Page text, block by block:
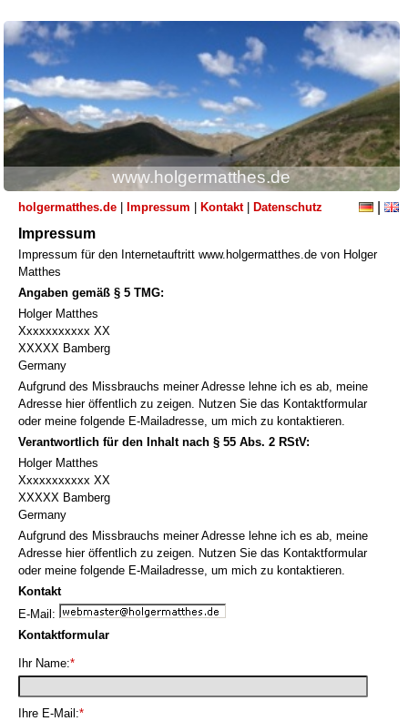
www.holgermatthes.de
|
holgermatthes.de Impressum Kontakt| Datenschutz
Impressum
Impressum für den Internetauftritt www.holgermatthes.de von Holger
Matthes
Angaben gemäß § 5 TMG:
Holger Matthes
Xxxxxxxxxxx XX
XXXXX Bamberg
Germany
Aufgrund des Missbrauchs meiner Adresse lehne ich es ab, meine
Adresse hier öffentlich zu zeigen. Nutzen Sie das Kontaktformular
oder meine folgende E-Mailadresse, um mich zu kontaktieren.
Verantwortlich für den Inhalt nach § 55 Abs. 2 RStV:
Holger Matthes
Xxxxxxxxxxx XX
XXXXX Bamberg
Germany
Aufgrund des Missbrauchs meiner Adresse lehne ich es ab, meine
Adresse hier öffentlich zu zeigen. Nutzen Sie das Kontaktformular
oder meine folgende E-Mailadresse, um mich zu kontaktieren.
Kontakt
E-Mail:
Kontaktformular
Ihr Name:*
Ihre E-Mail:*